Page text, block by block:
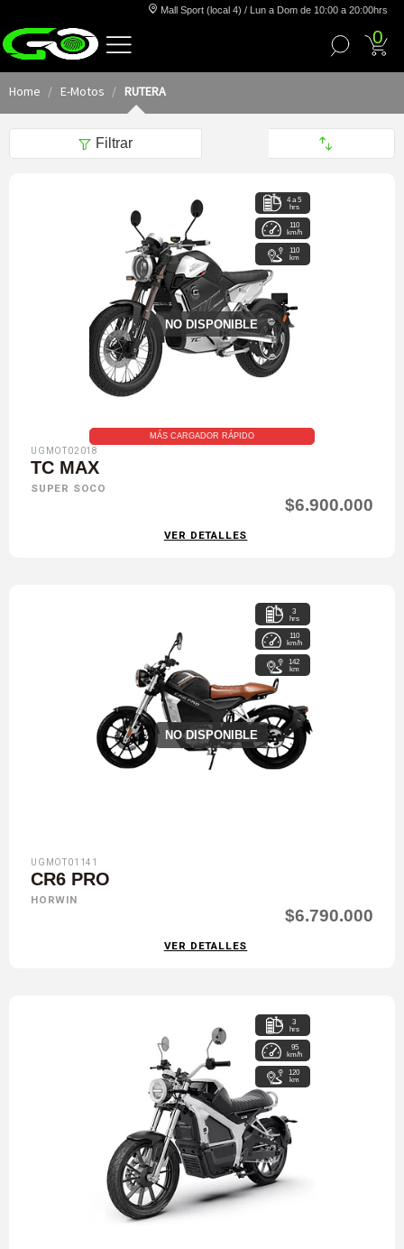
Mall Sport (local 4) / Lun a Dom de 10:00 a 20:00hrs
0
Home E-Motos RUTERA
Filtrar
NO DISPONIBLE
4 a 5
hrs
110
km/h
110
km
MÁS CARGADOR RÁPIDO
UGMOT02018
TC MAX
SUPER SOCO
$6.900.000
VER DETALLES
NO DISPONIBLE
3
hrs
110
km/h
142
km
UGMOT01141
CR6 PRO
HORWIN
$6.790.000
VER DETALLES
3
hrs
95
km/h
120
km